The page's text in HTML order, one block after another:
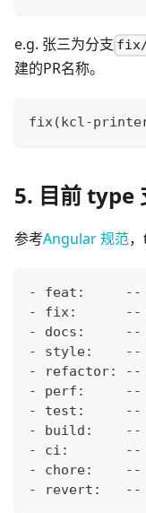
e.g. 张三为分支 fix/
建的PR名称。
fix(kcl-
5. 目前 type
参考Angular 规范
- feat:     -- 添
- fix:      -- 进
- docs:     -- 进
- style:    -- 对代
- refactor: -- 在
- perf:     -- 对
- test:     -- 添加
- build:    -- 对构
- ci:       -- 调整
- chore:    -- 对
- revert:   -- 对